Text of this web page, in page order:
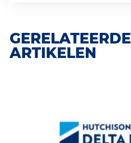
GERELATEERDE
ARTIKELEN